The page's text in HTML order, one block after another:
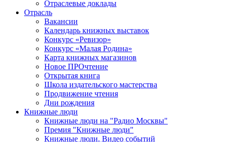
Отраслевые доклады
Отрасль
Вакансии
Календарь книжных выставок
Конкурс «Ревизор»
Конкурс «Малая Родина»
Карта книжных магазинов
Новое ПРОчтение
Открытая книга
Школа издательского мастерства
Продвижение чтения
Дни рождения
Книжные люди
Книжные люди на "Радио Москвы"
Премия "Книжные люди"
Книжные люди. Видео событий